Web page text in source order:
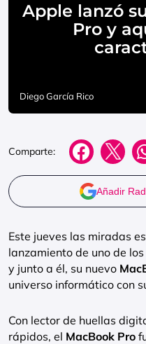
Apple lanzó
Pro y
Diego García Rico
Comparte:
Añadir
Este jueves las miradas
lanzamiento de uno de
y junto a él, su nuevo
universo informático con
Con lector de huellas
rápidos, el MacBook Pro